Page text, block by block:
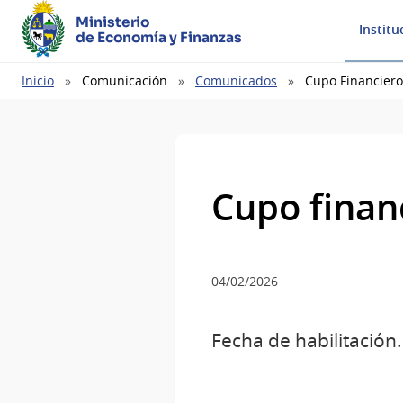
Ministerio
de Economía y Finanzas
Ruta
Inicio Comunicación Comunicados Cupo
Cupo
04/02/2026
Fecha de habilitación.